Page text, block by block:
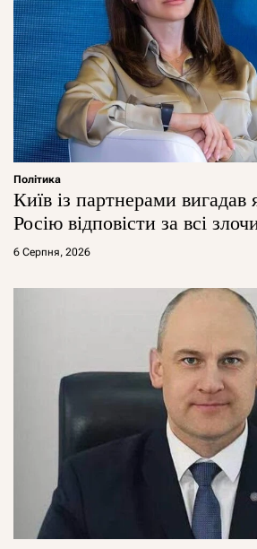
Політика
Київ із партнерами вигадав
Росію відповісти за всі
6 Серпня, 2026